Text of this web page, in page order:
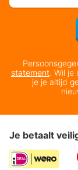
statement. Wil je
je je altijd
Je betaalt